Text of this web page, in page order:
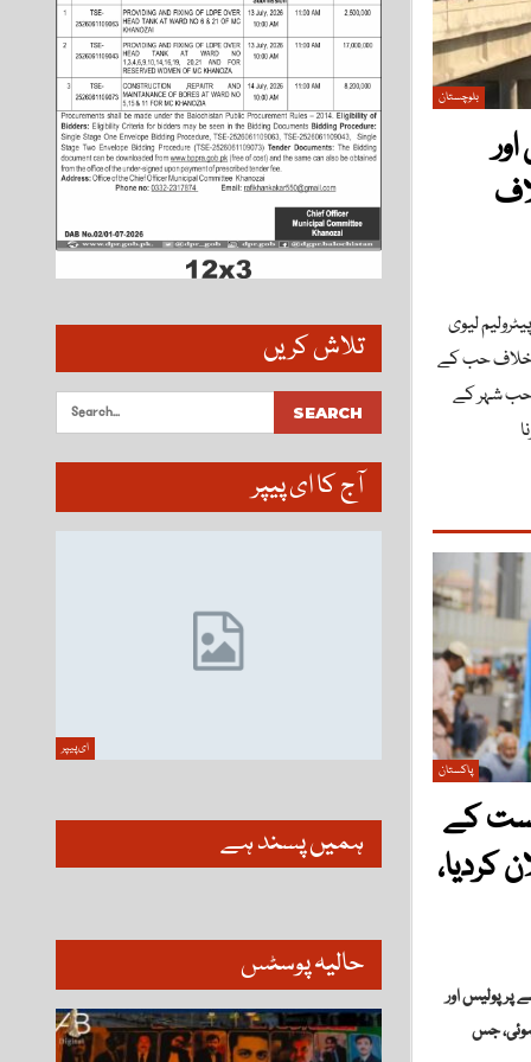
بلوچستان
لیوی
خلاف حب کے
حب شہر کے
پاکستان
نے 9 اگست کے
کردیا،
معاملے پر پولیس اور
تلاش کریں
آج کا ای پیپر
ای پیپر
ہمیں پسند ہے
حالیہ پوسٹس